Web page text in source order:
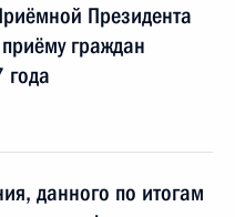
Президента
граждан
года
данного по итогам